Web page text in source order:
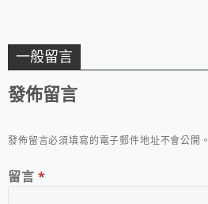
一般留言
發佈留言
發佈留言必須填寫的電子郵件地址不會公開。
留言 *